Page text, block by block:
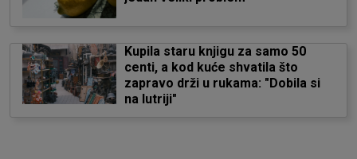
Kupila staru knjigu za samo 50
centi, a kod kuće shvatila što
zapravo drži u rukama: "Dobila si
na lutriji"